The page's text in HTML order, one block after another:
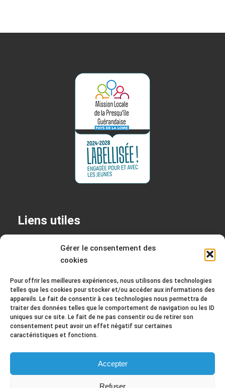
Gérer le consentement des
cookies
Pour offrir les meilleures expériences, nous utilisons des technologies
telles que les cookies pour stocker et/ou accéder aux informations des
appareils. Le fait de consentir à ces technologies nous permettra de
traiter des données telles que le comportement de navigation ou les ID
uniques sur ce site. Le fait de ne pas consentir ou de retirer son
consentement peut avoir un effet négatif sur certaines
caractéristiques et fonctions.
Accepter
Refuser
Liens utiles
Permanences
Mentions légales
+ Politique de confidentialité
Contact
mission@ml-guerande.fr